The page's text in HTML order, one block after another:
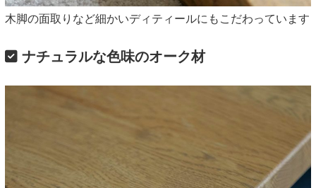
木脚の面取りなど細かいディティールにもこだわっています
ナチュラルな色味のオーク材